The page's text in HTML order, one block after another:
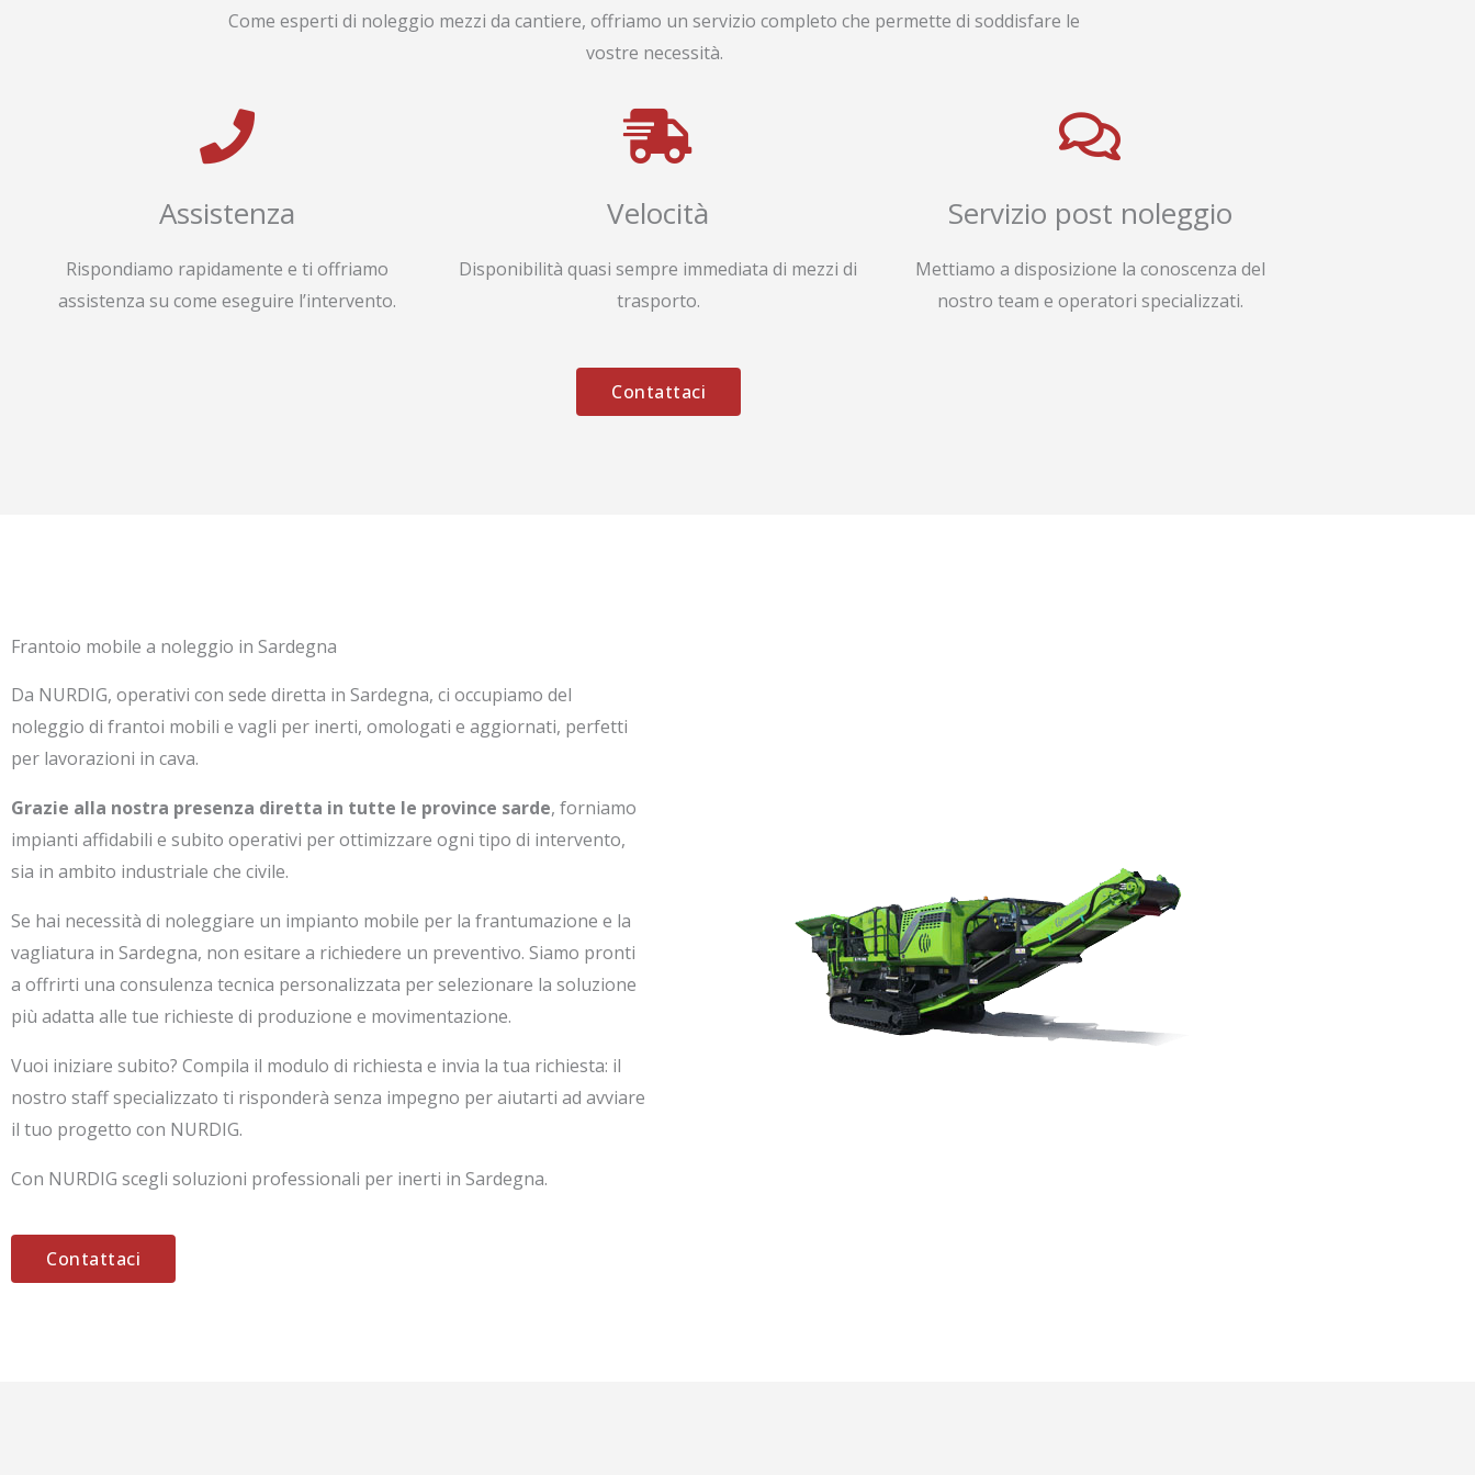
Come esperti di noleggio mezzi da cantiere, offriamo un servizio completo che permette di soddisfare le
vostre necessità.
Assistenza
Rispondiamo rapidamente e ti offriamo
assistenza su come eseguire l’intervento.
Velocità
Disponibilità quasi sempre immediata di mezzi di
trasporto.
Servizio post noleggio
Mettiamo a disposizione la conoscenza del
nostro team e operatori specializzati.
Contattaci
Frantoio mobile a noleggio in Sardegna
Da NURDIG, operativi con sede diretta in Sardegna, ci occupiamo del
noleggio di frantoi mobili e vagli per inerti, omologati e aggiornati, perfetti
per lavorazioni in cava.
Grazie alla nostra presenza diretta in tutte le province sarde, forniamo
impianti affidabili e subito operativi per ottimizzare ogni tipo di intervento,
sia in ambito industriale che civile.
Se hai necessità di noleggiare un impianto mobile per la frantumazione e la
vagliatura in Sardegna, non esitare a richiedere un preventivo. Siamo pronti
a offrirti una consulenza tecnica personalizzata per selezionare la soluzione
più adatta alle tue richieste di produzione e movimentazione.
Vuoi iniziare subito? Compila il modulo di richiesta e invia la tua richiesta: il
nostro staff specializzato ti risponderà senza impegno per aiutarti ad avviare
il tuo progetto con NURDIG.
Con NURDIG scegli soluzioni professionali per inerti in Sardegna.
Contattaci